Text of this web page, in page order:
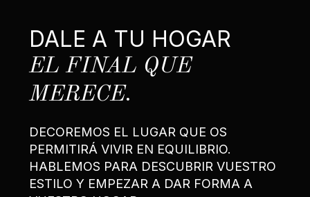
DALE A TU HOGAR
EL FINAL QUE
MERECE.
DECOREMOS EL LUGAR QUE OS
PERMITIRÁ VIVIR EN EQUILIBRIO.
HABLEMOS PARA DESCUBRIR VUESTRO
ESTILO Y EMPEZAR A DAR FORMA A